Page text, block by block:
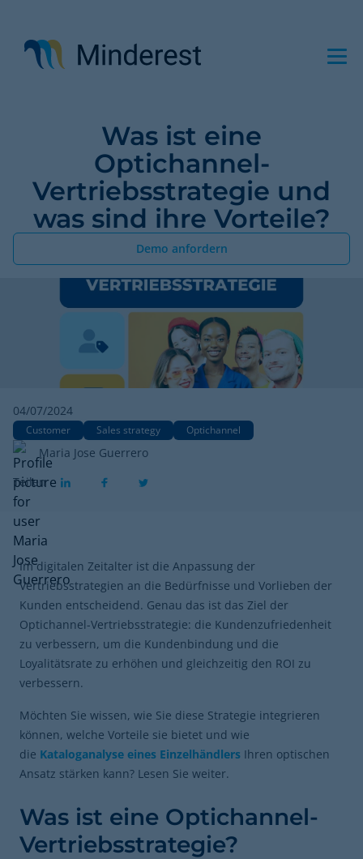
Inhalt
Was ist eine
Optichannel-
Vertriebsstrategie und
was sind ihre Vorteile?
Demo anfordern
04/07/2024
Customer Sales strategy Optichannel
Maria Jose Guerrero
Teilen
Im digitalen Zeitalter ist die Anpassung der
Vertriebsstrategien an die Bedürfnisse und Vorlieben der
Kunden entscheidend. Genau das ist das Ziel der
Optichannel-Vertriebsstrategie: die Kundenzufriedenheit
zu verbessern, um die Kundenbindung und die
Loyalitätsrate zu erhöhen und gleichzeitig den ROI zu
verbessern.
Möchten Sie wissen, wie Sie diese Strategie integrieren
können, welche Vorteile sie bietet und wie
die Kataloganalyse eines Einzelhändlers Ihren optischen
Ansatz stärken kann? Lesen Sie weiter.
Was ist eine Optichannel-
Vertriebsstrategie?